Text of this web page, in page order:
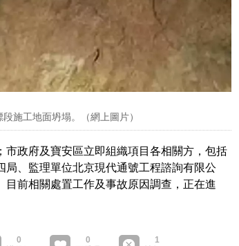
施工地面坍塌。（網上圖片）
政府及寶安區立即組織項目各相關方，包括
、監理單位北京現代通號工程諮詢有限公
前相關處置工作及事故原因調查，正在進